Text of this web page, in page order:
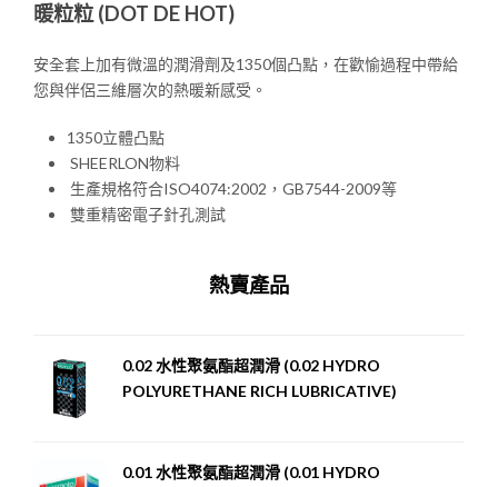
暖粒粒 (DOT DE HOT)
安全套上加有微溫的潤滑劑及1350個凸點，在歡愉過程中帶給
您與伴侶三維層次的熱暖新感受。
1350立體凸點
SHEERLON物料
生產規格符合ISO4074:2002，GB7544-2009等
雙重精密電子針孔測試
熱賣產品
0.02 水性聚氨酯超潤滑 (0.02 HYDRO
POLYURETHANE RICH LUBRICATIVE)
0.01 水性聚氨酯超潤滑 (0.01 HYDRO